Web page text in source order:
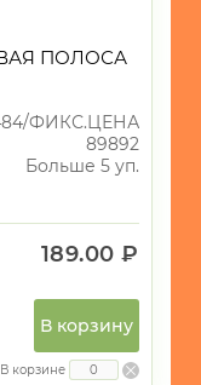
ПОЛОСА
ФИКС.ЦЕНА
89892
Больше 5 уп.
189.00 ₽
В корзину
В корзине